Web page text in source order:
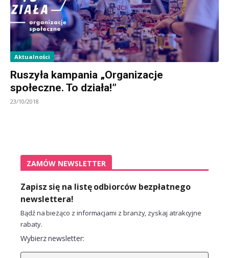
Aktualności
Ruszyła kampania „Organizacje
społeczne. To działa!”
23/10/2018
ZAMÓW NEWSLETTER
Zapisz się na listę odbiorców bezpłatnego
newslettera!
Bądź na bieżąco z informacjami z branży, zyskaj atrakcyjne
rabaty.
Wybierz newsletter: